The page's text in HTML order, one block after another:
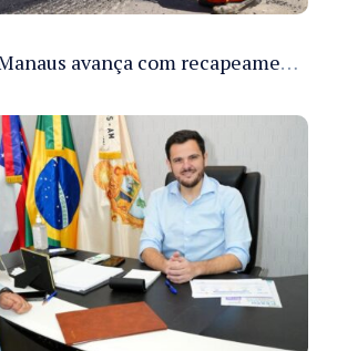
Prefeitura de Manaus avança com recapeamento no Parque Rio Solimões e cobre cerca de 30 ruas